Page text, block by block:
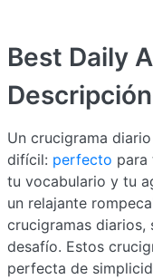
Best Daily
Descripción
Un crucigrama
difícil: perfecto para
tu vocabulario y tu
un relajante
crucigramas diarios,
desafío. Estos
perfecta de